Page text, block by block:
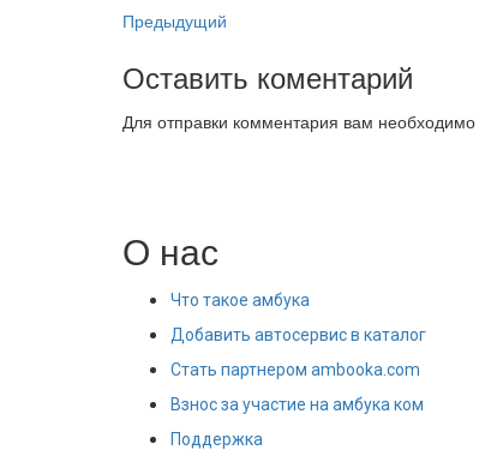
Предыдущий
Оставить коментарий
Для отправки комментария вам необходимо
О нас
Что такое амбука
Добавить автосервис в каталог
Стать партнером ambooka.com
Взнос за участие на амбука ком
Поддержка